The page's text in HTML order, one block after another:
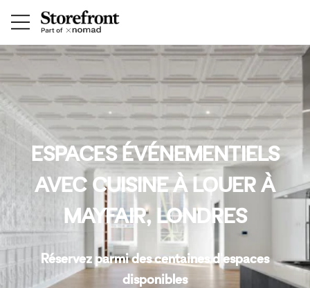
ESPACES ÉVÉNEMENTIELS
AVEC CUISINE À LOUER À
MAYFAIR, LONDRES
Réservez parmi des centaines d'espaces
disponibles